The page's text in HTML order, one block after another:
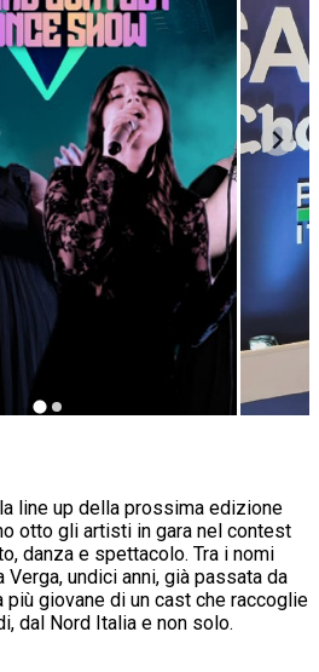
line up della prossima edizione
otto gli artisti in gara nel contest
danza e spettacolo. Tra i nomi
Verga, undici anni, già passata da
giovane di un cast che raccoglie
dal Nord Italia e non solo.